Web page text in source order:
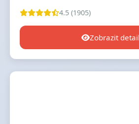
4.5 (1905)
Zobrazit detail